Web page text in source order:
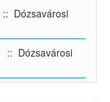
:: Dózsavárosi
:: Dózsavárosi